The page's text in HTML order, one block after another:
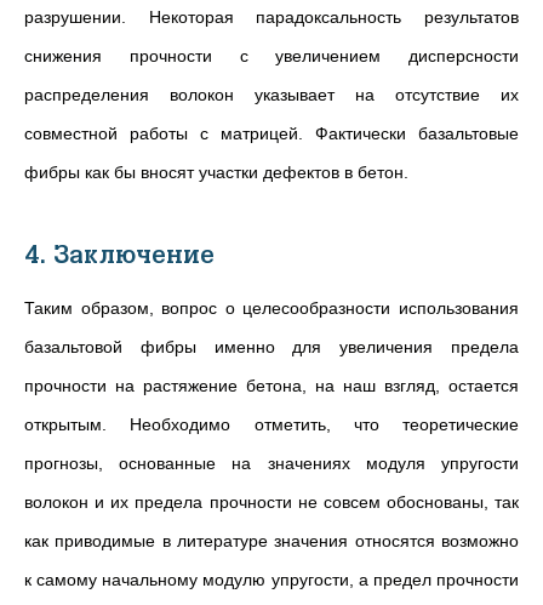
разрушении. Некоторая парадоксальность результатов
снижения прочности с увеличением дисперсности
распределения волокон указывает на отсутствие их
совместной работы с матрицей. Фактически базальтовые
фибры как бы вносят участки дефектов в бетон.
4. Заключение
Таким образом, вопрос о целесообразности использования
базальтовой фибры именно для увеличения предела
прочности на растяжение бетона, на наш взгляд, остается
открытым. Необходимо отметить, что теоретические
прогнозы, основанные на значениях модуля упругости
волокон и их предела прочности не совсем обоснованы, так
как приводимые в литературе значения относятся возможно
к самому начальному модулю упругости, а предел прочности